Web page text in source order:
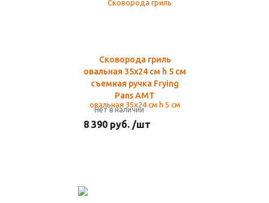
Сковорода гриль
овальная 35х24 см h 5 см
съемная ручка Frying
Pans AMT
Нет в наличии
8 390 руб. /шт